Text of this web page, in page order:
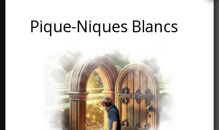
Les Jardins du Manoir d’Eyrignac
Dordogne – Périgord
Téléphone : 05.53.28.99.71
Email : contact@eyrignac.com
ESPACE PRESSE
Pique-Niques Blancs